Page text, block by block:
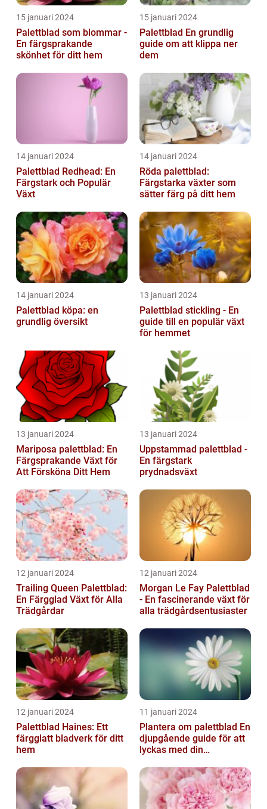
15 januari 2024
Palettblad som blommar -
En färgsprakande
skönhet för ditt hem
15 januari 2024
Palettblad En grundlig
guide om att klippa ner
dem
14 januari 2024
Palettblad Redhead: En
Färgstark och Populär
Växt
14 januari 2024
Röda palettblad:
Färgstarka växter som
sätter färg på ditt hem
14 januari 2024
Palettblad köpa: en
grundlig översikt
13 januari 2024
Palettblad stickling - En
guide till en populär växt
för hemmet
13 januari 2024
Mariposa palettblad: En
Färgsprakande Växt för
Att Försköna Ditt Hem
13 januari 2024
Uppstammad palettblad -
En färgstark
prydnadsväxt
12 januari 2024
Trailing Queen Palettblad:
En Färgglad Växt för Alla
Trädgårdar
12 januari 2024
Morgan Le Fay Palettblad
- En fascinerande växt för
alla trädgårdsentusiaster
12 januari 2024
Palettblad Haines: Ett
färgglatt bladverk för ditt
hem
11 januari 2024
Plantera om palettblad En
djupgående guide för att
lyckas med din